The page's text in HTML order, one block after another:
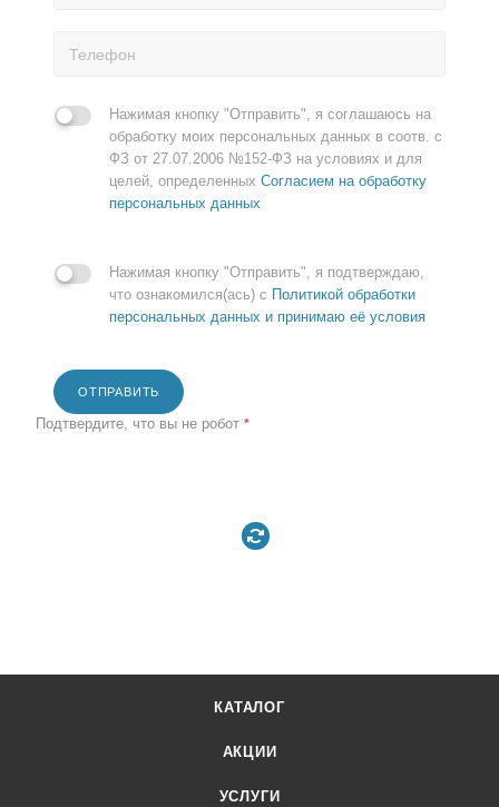
Нажимая кнопку "Отправить", я соглашаюсь на
обработку моих персональных данных в соотв. с
ФЗ от 27.07.2006 №152-ФЗ на условиях и для
целей, определенных Согласием на обработку
персональных данных
Нажимая кнопку "Отправить", я подтверждаю,
что ознакомился(ась) с Политикой обработки
персональных данных и принимаю её условия
ОТПРАВИТЬ
Подтвердите, что вы не робот *
КАТАЛОГ
АКЦИИ
УСЛУГИ